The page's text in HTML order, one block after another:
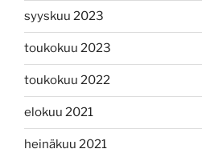
syyskuu 2023
toukokuu 2023
toukokuu 2022
elokuu 2021
heinäkuu 2021